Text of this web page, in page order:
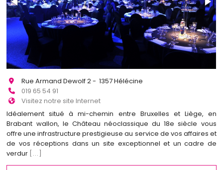
Rue Armand Dewolf 2 - 1357 Hélécine
019 65 54 91
Visitez notre site Internet
Idéalement situé à mi-chemin entre Bruxelles et Liège, en
Brabant wallon, le Château néoclassique du 18e siècle vous
offre une infrastructure prestigieuse au service de vos affaires et
de vos réceptions dans un site exceptionnel et un cadre de
verdur [...]